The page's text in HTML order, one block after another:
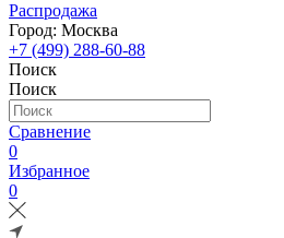
Распродажа
Город: Москва
+7 (499) 288-60-88
Поиск
Поиск
Сравнение
0
Избранное
0